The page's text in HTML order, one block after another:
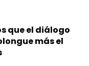
que el diálogo
más el